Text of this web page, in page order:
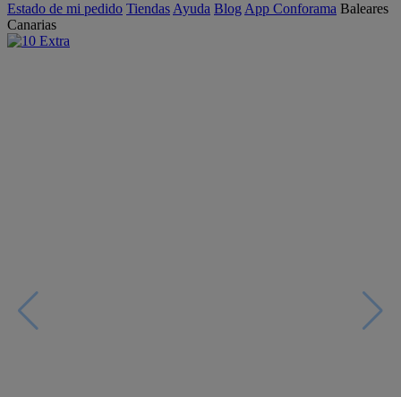
Estado de mi pedido Tiendas Ayuda Blog App Conforama Baleares
Canarias